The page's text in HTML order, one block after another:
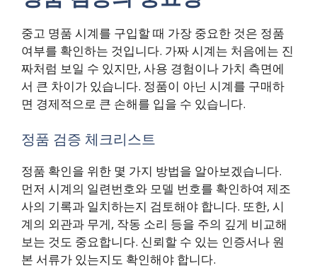
중고 명품 시계를 구입할 때 가장 중요한 것은 정품
여부를 확인하는 것입니다. 가짜 시계는 처음에는 진
짜처럼 보일 수 있지만, 사용 경험이나 가치 측면에
서 큰 차이가 있습니다. 정품이 아닌 시계를 구매하
면 경제적으로 큰 손해를 입을 수 있습니다.
정품 검증 체크리스트
정품 확인을 위한 몇 가지 방법을 알아보겠습니다.
먼저 시계의 일련번호와 모델 번호를 확인하여 제조
사의 기록과 일치하는지 검토해야 합니다. 또한, 시
계의 외관과 무게, 작동 소리 등을 주의 깊게 비교해
보는 것도 중요합니다. 신뢰할 수 있는 인증서나 원
본 서류가 있는지도 확인해야 합니다.